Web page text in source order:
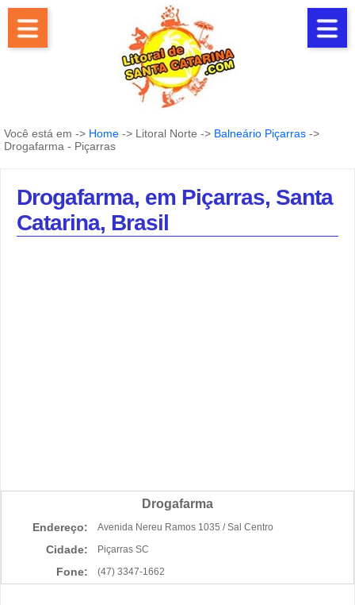
Você está em -> Home -> Litoral Norte -> Balneário Piçarras ->
Drogafarma - Piçarras
Drogafarma, em Piçarras, Santa
Catarina, Brasil
Drogafarma
Endereço: Avenida Nereu Ramos 1035 / Sal Centro
Cidade: Piçarras SC
Fone: (47) 3347-1662